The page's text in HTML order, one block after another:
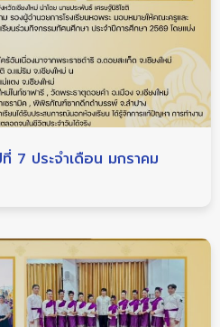
7 ประจำเดือน มกราคม